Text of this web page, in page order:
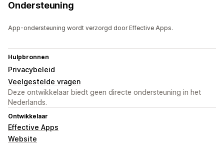
Ondersteuning
App-ondersteuning wordt verzorgd door Effective Apps.
Hulpbronnen
Privacybeleid
Veelgestelde vragen
Deze ontwikkelaar biedt geen directe ondersteuning in het
Nederlands.
Ontwikkelaar
Effective Apps
Website